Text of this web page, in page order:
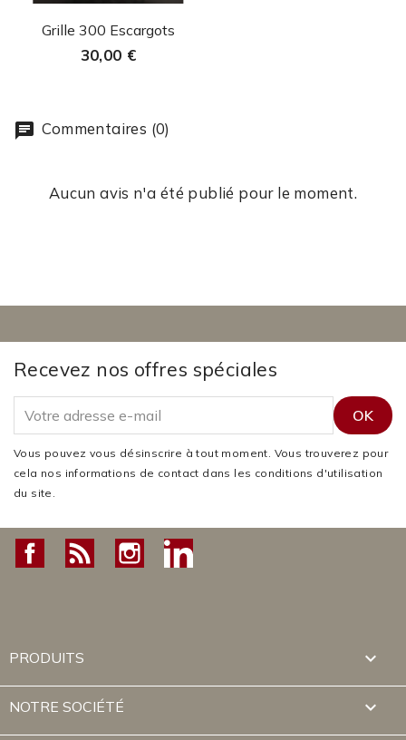
Aperçu rapide
Grille 300 Escargots
30,00 €
Commentaires (0)
Aucun avis n'a été publié pour le moment.
Recevez nos offres spéciales
Vous pouvez vous désinscrire à tout moment. Vous trouverez pour
cela nos informations de contact dans les conditions d'utilisation
du site.
FacebookRss Instagram
PRODUITS 
NOTRE SOCIÉTÉ 